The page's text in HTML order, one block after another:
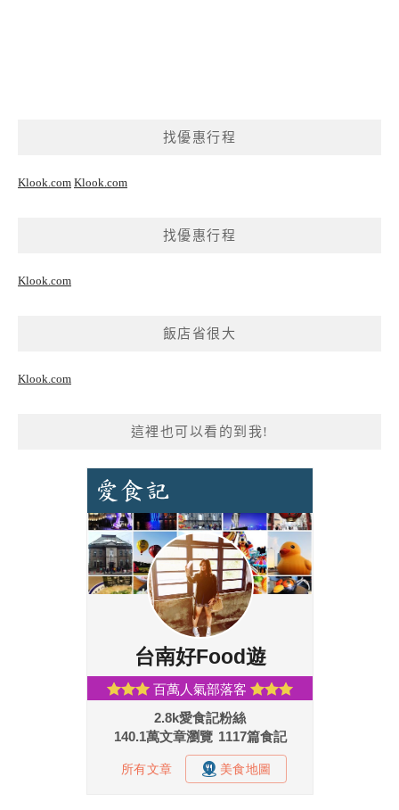
找優惠行程
Klook.com Klook.com
找優惠行程
Klook.com
飯店省很大
Klook.com
這裡也可以看的到我!